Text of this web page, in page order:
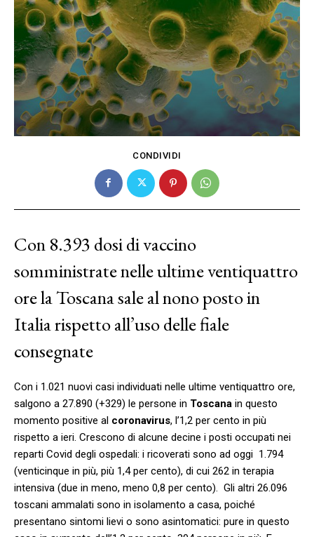
CONDIVIDI
Con 8.393 dosi di vaccino
somministrate nelle ultime ventiquattro
ore la Toscana sale al nono posto in
Italia rispetto all’uso delle fiale
consegnate
Con i 1.021 nuovi casi individuati nelle ultime ventiquattro ore,
salgono a 27.890 (+329) le persone in Toscana in questo
momento positive al coronavirus, l’1,2 per cento in più
rispetto a ieri. Crescono di alcune decine i posti occupati nei
reparti Covid degli ospedali: i ricoverati sono ad oggi 1.794
(venticinque in più, più 1,4 per cento), di cui 262 in terapia
intensiva (due in meno, meno 0,8 per cento). Gli altri 26.096
toscani ammalati sono in isolamento a casa, poiché
presentano sintomi lievi o sono asintomatici: pure in questo